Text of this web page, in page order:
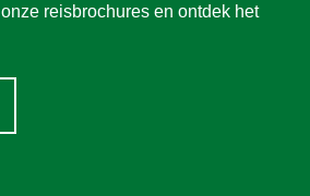
reisbrochures en ontdek het